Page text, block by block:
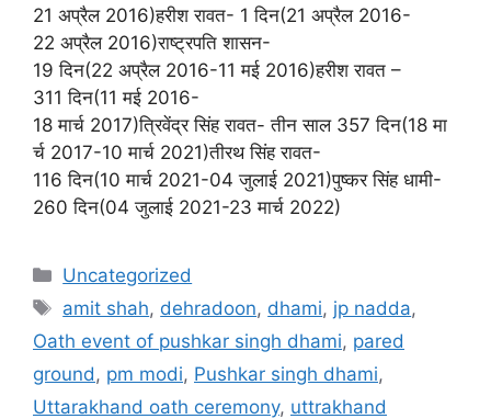
21 अप्रैल 2016)हरीश रावत- 1 दिन(21 अप्रैल 2016-
22 अप्रैल 2016)राष्ट्रपति शासन-
19 दिन(22 अप्रैल 2016-11 मई 2016)हरीश रावत –
311 दिन(11 मई 2016-
18 मार्च 2017)त्रिवेंद्र सिंह रावत- तीन साल 357 दिन(18 मा
र्च 2017-10 मार्च 2021)तीरथ सिंह रावत-
116 दिन(10 मार्च 2021-04 जुलाई 2021)पुष्कर सिंह धामी-
260 दिन(04 जुलाई 2021-23 मार्च 2022)
Uncategorized
amit shah, dehradoon, dhami, jp nadda,
Oath event of pushkar singh dhami, pared
ground , pm modi, Pushkar singh dhami,
Uttarakhand oath ceremony, uttrakhand